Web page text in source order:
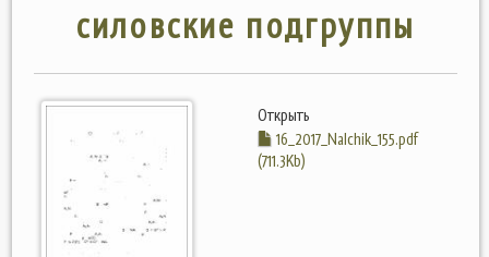
силовские подгруппы
Открыть
16_2017_Nalchik_155.pdf
(711.3Kb)